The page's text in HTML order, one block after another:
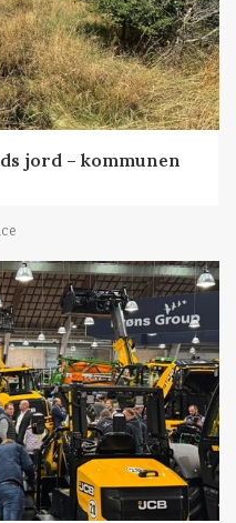
jord – kommunen